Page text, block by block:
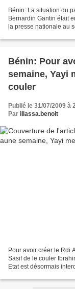
Bénin: La situation du
Bernardin Gantin était
la presse nationale au
Bénin: Pour
semaine, Yayi
couler
Publié le 31/07/2009 à
Par illassa.benoit
Pour avoir créer le Rdi
Sasif de le couler
Etat est désormais